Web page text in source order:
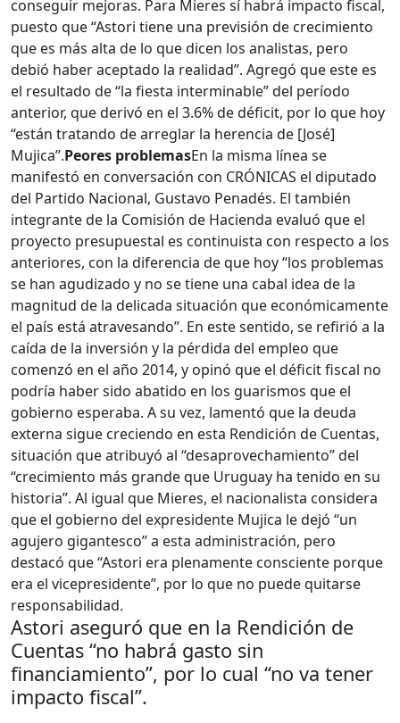
conseguir mejoras. Para Mieres sí habrá impacto fiscal,
puesto que “Astori tiene una previsión de crecimiento
que es más alta de lo que dicen los analistas, pero
debió haber aceptado la realidad”. Agregó que este es
el resultado de “la fiesta interminable” del período
anterior, que derivó en el 3.6% de déficit, por lo que hoy
“están tratando de arreglar la herencia de [José]
Mujica”.Peores problemasEn la misma línea se
manifestó en conversación con CRÓNICAS el diputado
del Partido Nacional, Gustavo Penadés. El también
integrante de la Comisión de Hacienda evaluó que el
proyecto presupuestal es continuista con respecto a los
anteriores, con la diferencia de que hoy “los problemas
se han agudizado y no se tiene una cabal idea de la
magnitud de la delicada situación que económicamente
el país está atravesando”. En este sentido, se refirió a la
caída de la inversión y la pérdida del empleo que
comenzó en el año 2014, y opinó que el déficit fiscal no
podría haber sido abatido en los guarismos que el
gobierno esperaba. A su vez, lamentó que la deuda
externa sigue creciendo en esta Rendición de Cuentas,
situación que atribuyó al “desaprovechamiento” del
“crecimiento más grande que Uruguay ha tenido en su
historia”. Al igual que Mieres, el nacionalista considera
que el gobierno del expresidente Mujica le dejó “un
agujero gigantesco” a esta administración, pero
destacó que “Astori era plenamente consciente porque
era el vicepresidente”, por lo que no puede quitarse
responsabilidad.
Astori aseguró que en la Rendición de
Cuentas “no habrá gasto sin
financiamiento”, por lo cual “no va tener
impacto fiscal”.